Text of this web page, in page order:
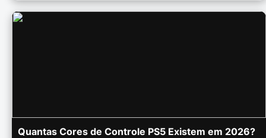
Quantas Cores de Controle PS5 Existem em 2026?